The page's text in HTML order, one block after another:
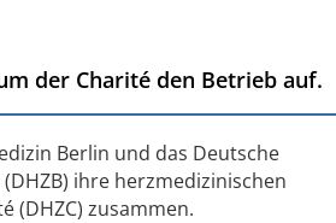
der Charité den Betrieb auf.
Berlin und das Deutsche
ihre herzmedizinischen
(DHZC) zusammen.